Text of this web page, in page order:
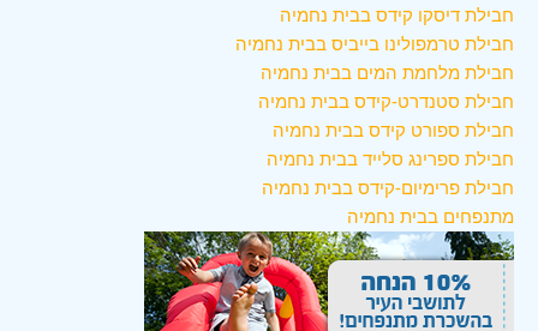
חבילת דיסקו קידס בבית נחמיה
חבילת טרמפולינו בייביס בבית נחמיה
חבילת מלחמת המים בבית נחמיה
חבילת סטנדרט-קידס בבית נחמיה
חבילת ספורט קידס בבית נחמיה
חבילת ספרינג סלייד בבית נחמיה
חבילת פרימיום-קידס בבית נחמיה
מתנפחים בבית נחמיה